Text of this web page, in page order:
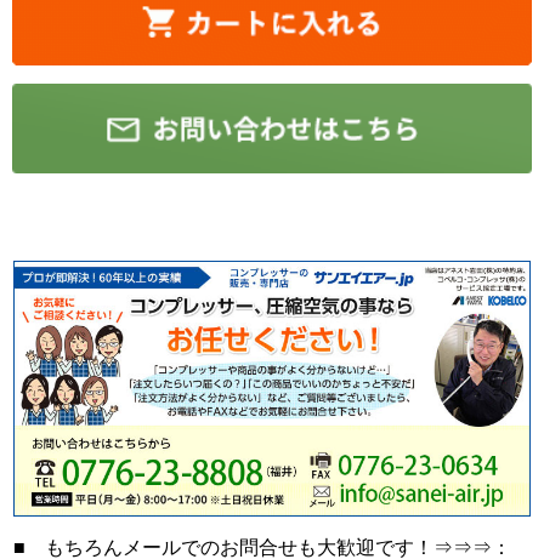
■ もちろんメールでのお問合せも大歓迎です！⇒⇒⇒：